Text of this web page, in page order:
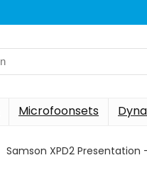
Microfoonsets
Samson XPD2 Presentation